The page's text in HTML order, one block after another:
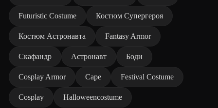
Futuristic Costume Костюм Супергероя
Костюм Астронавта Fantasy Armor
Скафандр Астронавт Боди
Cosplay Armor Cape Festival Costume
Cosplay Halloweencostume